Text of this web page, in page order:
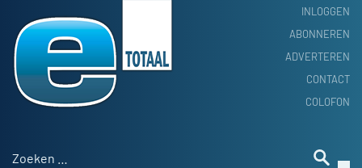
INLOGGEN
ABONNEREN
ADVERTEREN
CONTACT
COLOFON
Zoeken naar:
HOME
PRODUCTNIEUWS
ACHTERGROND
THEMA’S